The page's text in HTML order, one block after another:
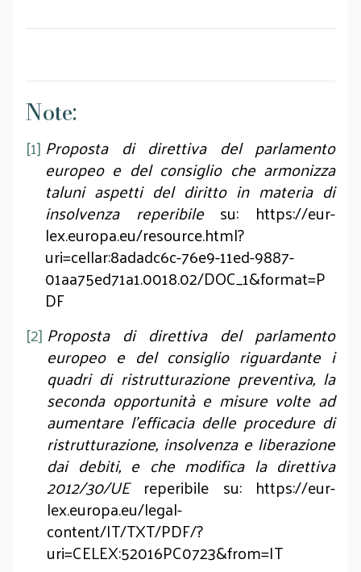
Note:
[1] Proposta di direttiva del parlamento
europeo e del consiglio che armonizza
taluni aspetti del diritto in materia di
insolvenza reperibilesu: https://eur-
lex.europa.eu/resource.html?
uri=cellar:8adadc6c-76e9-11ed-9887-
01aa75ed71a1.0018.02/DOC_1&format=P
DF
[2] Proposta di direttiva del parlamento
europeo e del consiglio riguardante i
quadri di ristrutturazione preventiva, la
seconda opportunità e misure volte ad
aumentare l’efficacia delle procedure di
ristrutturazione, insolvenza e liberazione
dai debiti, e che modifica la direttiva
2012/30/UEreperibile su: https://eur-
lex.europa.eu/legal-
content/IT/TXT/PDF/?
uri=CELEX:52016PC0723&from=IT